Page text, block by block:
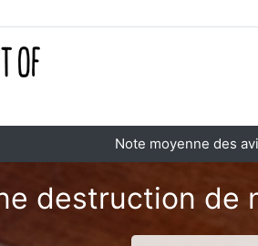
Note moyenne des
destruction de